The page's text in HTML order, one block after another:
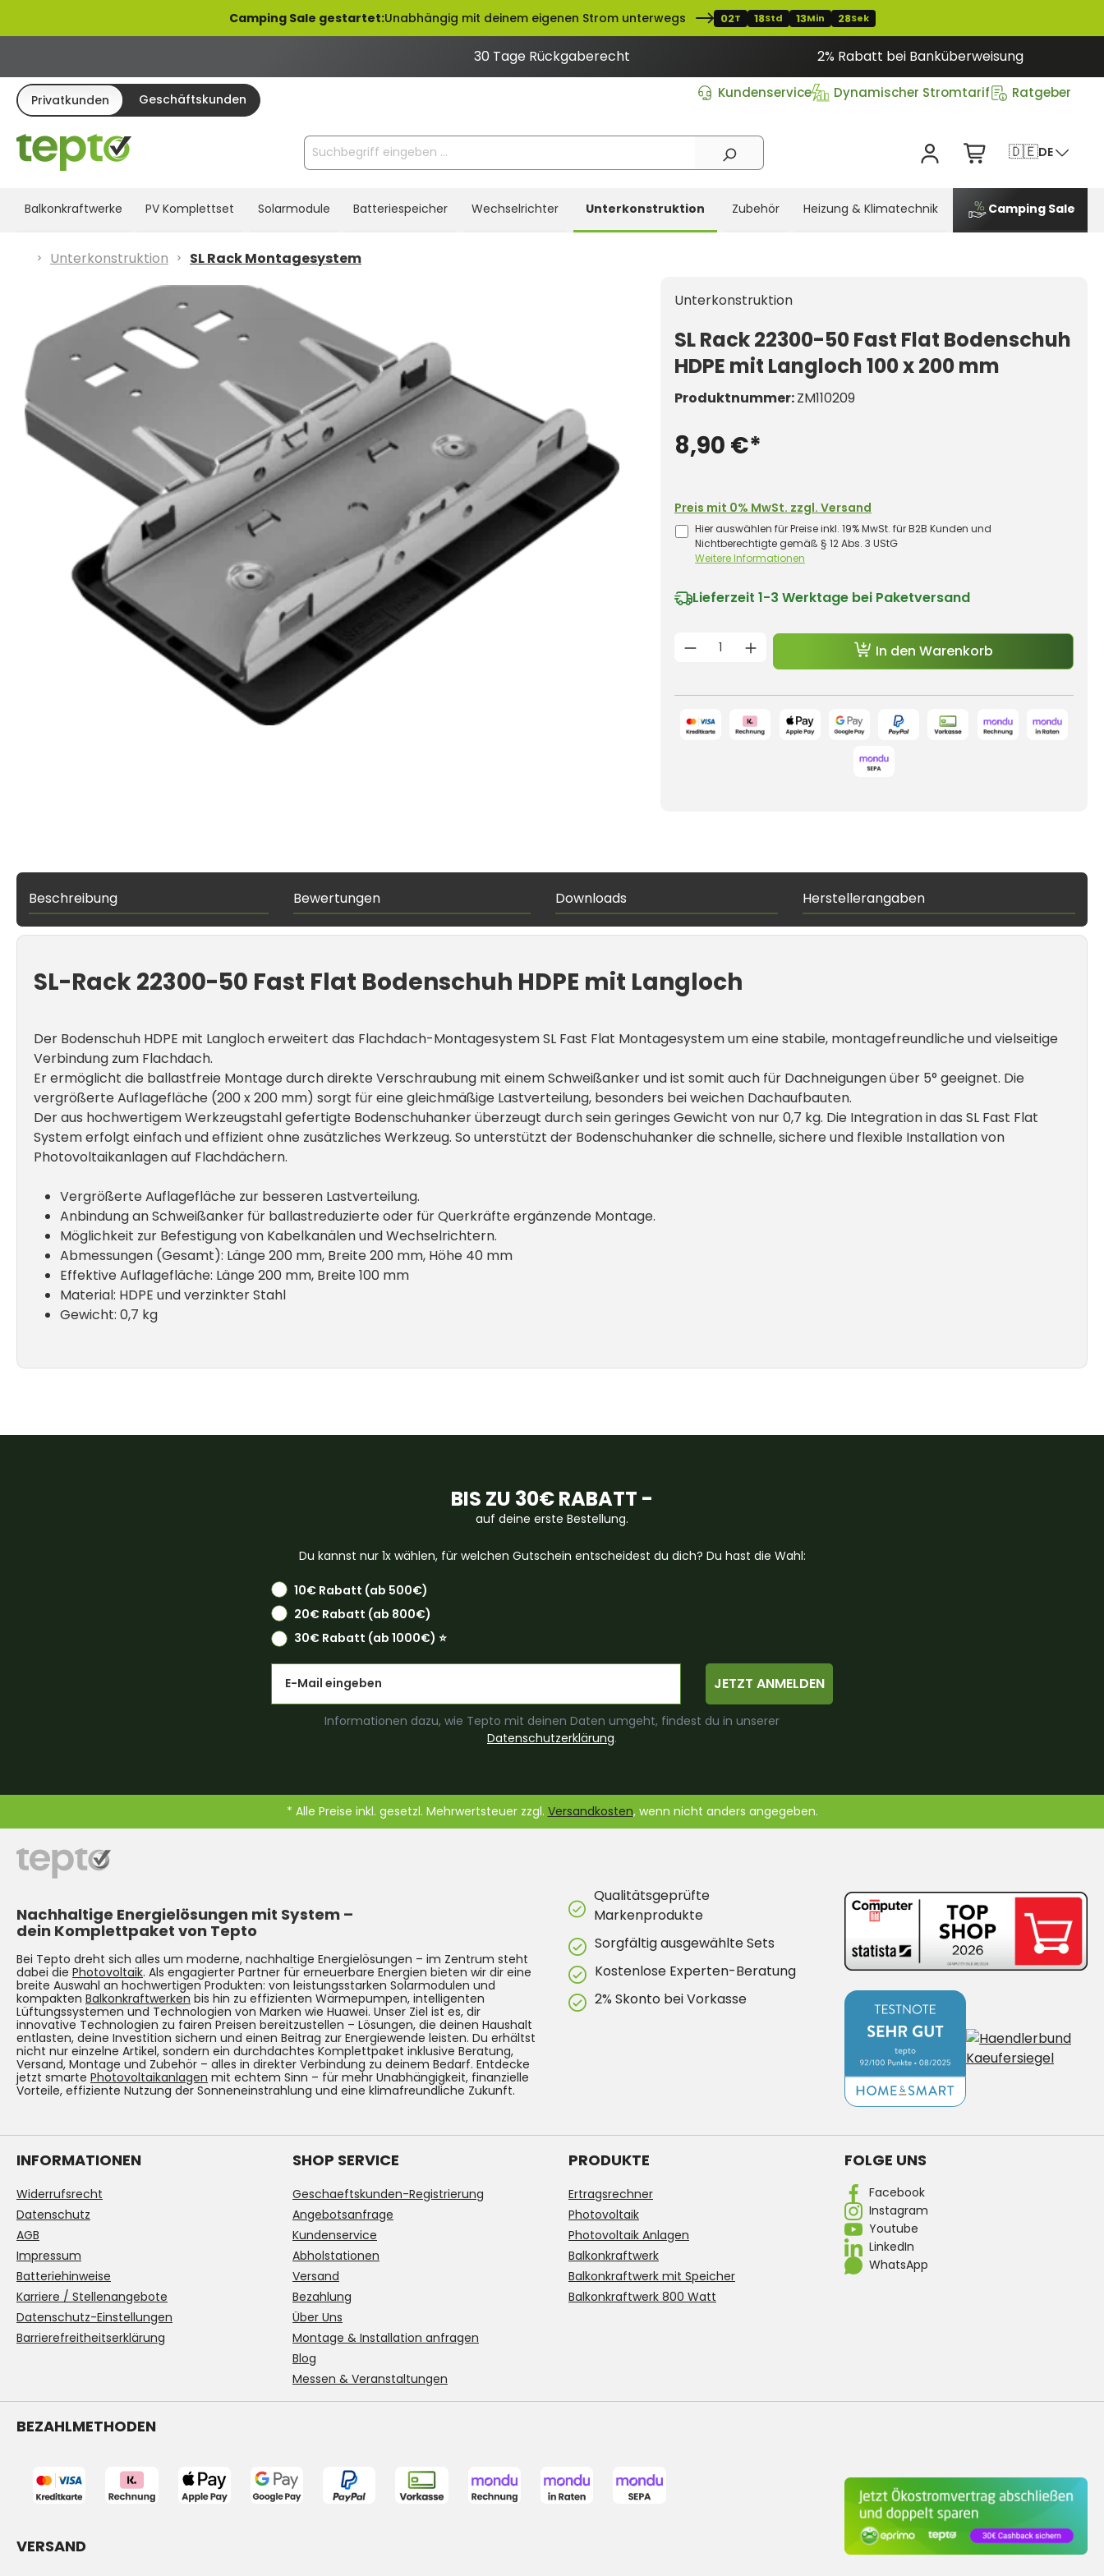
Zur Hauptnavigation springenCamping Sale gestartet:Unabhängig mit deinem eigenen Strom unterwegs 02T 18Std 13Min 27Sek
30 Tage Rückgaberecht 2% Rabatt bei Banküberweisung
Privatkunden Geschäftskunden Kundenservice Dynamischer Stromtarif Ratgeber
🇩🇪DE
Balkonkraftwerke PV Komplettset Solarmodule Batteriespeicher Wechselrichter Unterkonstruktion Zubehör Heizung & Klimatechnik Camping Sale
Unterkonstruktion
SL Rack Montagesystem
Bildergalerie überspringen
Unterkonstruktion
SL Rack 22300-50 Fast Flat Bodenschuh
HDPE mit Langloch 100 x 200 mm
Produktnummer:ZM110209
8,90 €*
Preis mit 0% MwSt. zzgl. Versand
Hier auswählen für Preise inkl. 19% MwSt. für B2B Kunden und
Nichtberechtigte gemäß § 12 Abs. 3 UStG
Weitere Informationen
Lieferzeit 1-3 Werktage bei Paketversand
Produkt Anzahl: Gib den gewünschten
In den Warenkorb
Beschreibung Bewertungen Downloads Herstellerangaben
SL-Rack 22300-50 Fast Flat Bodenschuh HDPE mit Langloch
Der Bodenschuh HDPE mit Langloch erweitert das Flachdach-Montagesystem SL Fast Flat Montagesystem um eine stabile, montagefreundliche und vielseitige
Verbindung zum Flachdach.
Er ermöglicht die ballastfreie Montage durch direkte Verschraubung mit einem Schweißanker und ist somit auch für Dachneigungen über 5° geeignet. Die
vergrößerte Auflagefläche (200 x 200 mm) sorgt für eine gleichmäßige Lastverteilung, besonders bei weichen Dachaufbauten.
Der aus hochwertigem Werkzeugstahl gefertigte Bodenschuhanker überzeugt durch sein geringes Gewicht von nur 0,7 kg. Die Integration in das SL Fast Flat
System erfolgt einfach und effizient ohne zusätzliches Werkzeug. So unterstützt der Bodenschuhanker die schnelle, sichere und flexible Installation von
Photovoltaikanlagen auf Flachdächern.
Vergrößerte Auflagefläche zur besseren Lastverteilung.
Anbindung an Schweißanker für ballastreduzierte oder für Querkräfte ergänzende Montage.
Möglichkeit zur Befestigung von Kabelkanälen und Wechselrichtern.
Abmessungen (Gesamt): Länge 200 mm, Breite 200 mm, Höhe 40 mm
Effektive Auflagefläche: Länge 200 mm, Breite 100 mm
Material: HDPE und verzinkter Stahl
Gewicht: 0,7 kg
BIS ZU 30€ RABATT -
auf deine erste Bestellung.
Du kannst nur 1x wählen, für welchen Gutschein entscheidest du dich? Du hast die Wahl:
10€ Rabatt (ab 500€)
20€ Rabatt (ab 800€)
30€ Rabatt (ab 1000€) ⭐️
JETZT ANMELDEN
Informationen dazu, wie Tepto mit deinen Daten umgeht, findest du in unserer
Datenschutzerklärung.
* Alle Preise inkl. gesetzl. Mehrwertsteuer zzgl. Versandkosten, wenn nicht anders angegeben.
Nachhaltige Energielösungen mit System –
dein Komplettpaket von Tepto
Bei Tepto dreht sich alles um moderne, nachhaltige Energielösungen – im Zentrum steht
dabei die Photovoltaik. Als engagierter Partner für erneuerbare Energien bieten wir dir eine
breite Auswahl an hochwertigen Produkten: von leistungsstarken Solarmodulen und
kompakten Balkonkraftwerken bis hin zu effizienten Wärmepumpen, intelligenten
Lüftungssystemen und Technologien von Marken wie Huawei. Unser Ziel ist es, dir
innovative Technologien zu fairen Preisen bereitzustellen – Lösungen, die deinen Haushalt
entlasten, deine Investition sichern und einen Beitrag zur Energiewende leisten. Du erhältst
nicht nur einzelne Artikel, sondern ein durchdachtes Komplettpaket inklusive Beratung,
Versand, Montage und Zubehör – alles in direkter Verbindung zu deinem Bedarf. Entdecke
jetzt smarte Photovoltaikanlagen mit echtem Sinn – für mehr Unabhängigkeit, finanzielle
Vorteile, effiziente Nutzung der Sonneneinstrahlung und eine klimafreundliche Zukunft.
Qualitätsgeprüfte
Markenprodukte
Sorgfältig ausgewählte Sets
Kostenlose Experten-Beratung
2% Skonto bei Vorkasse
FOLGE UNS
Facebook
Instagram
Youtube
LinkedIn
WhatsApp
INFORMATIONEN
Widerrufsrecht
Datenschutz
AGB
Impressum
Batteriehinweise
Karriere / Stellenangebote
Datenschutz-Einstellungen
Barrierefreitheitserklärung
SHOP SERVICE
Geschaeftskunden-Registrierung
Angebotsanfrage
Kundenservice
Abholstationen
Versand
Bezahlung
Über Uns
Montage & Installation anfragen
Blog
Messen & Veranstaltungen
PRODUKTE
Ertragsrechner
Photovoltaik
Photovoltaik Anlagen
Balkonkraftwerk
Balkonkraftwerk mit Speicher
Balkonkraftwerk 800 Watt
BEZAHLMETHODEN
VERSAND